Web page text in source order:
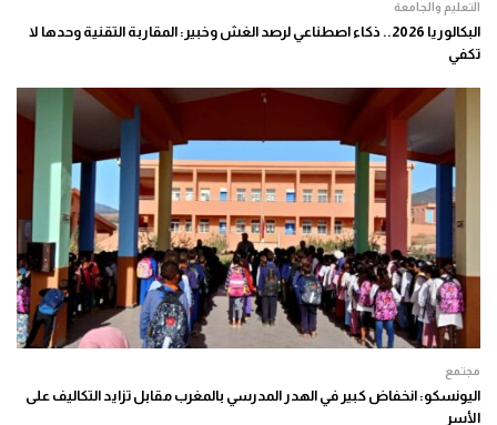
التعليم والجامعة
البكالوريا 2026.. ذكاء اصطناعي لرصد الغش وخبير: المقاربة التقنية وحدها لا
تكفي
مجتمع
اليونسكو: انخفاض كبير في الهدر المدرسي بالمغرب مقابل تزايد التكاليف على
الأسر